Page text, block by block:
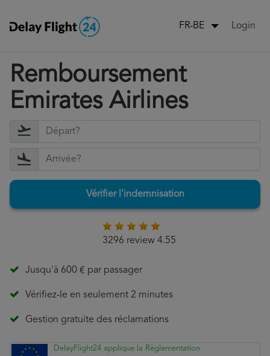
FR-BE Login
Remboursement
Emirates Airlines
Vérifier l'indemnisation
3296 review 4.55
Jusqu'à 600 € par passager
Vérifiez-le en seulement 2 minutes
Gestion gratuite des réclamations
DelayFlight24 applique la Règlementation